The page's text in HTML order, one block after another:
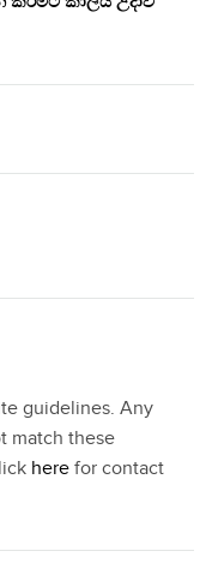
guidelines. Any
match these
here for contact